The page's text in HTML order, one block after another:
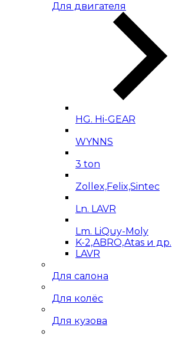
Для двигателя
HG. Hi-GEAR
WYNNS
3 ton
Zollex,Felix,Sintec
Ln. LAVR
Lm. LiQuy-Moly
K-2,ABRO,Atas и др.
LAVR
Для салона
Для колёс
Для кузова